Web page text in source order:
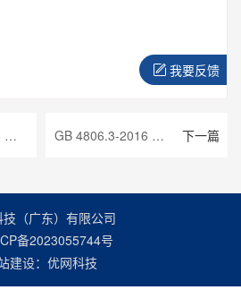
我要反馈
GB 4806.1-2016 食品安全国家标准 食品接触材料及制品通用安全要求 GB 4806.3-2016 食品安全国家标准 搪瓷制品 下一篇
（广东）有限公司
备2023055744号
建设：优网科技